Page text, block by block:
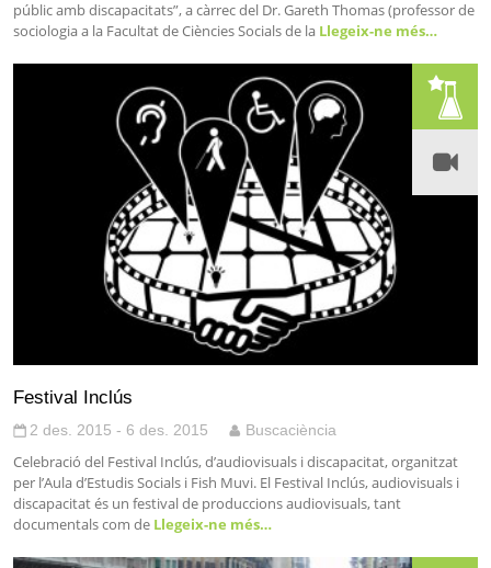
públic amb discapacitats”, a càrrec del Dr. Gareth Thomas (professor de
sociologia a la Facultat de Ciències Socials de la Llegeix-ne més…
Festival Inclús
2 des. 2015 - 6 des. 2015 Buscaciència
Celebració del Festival Inclús, d’audiovisuals i discapacitat, organitzat
per l’Aula d’Estudis Socials i Fish Muvi. El Festival Inclús, audiovisuals i
discapacitat és un festival de produccions audiovisuals, tant
documentals com de Llegeix-ne més…